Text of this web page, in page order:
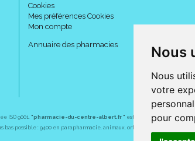
Nous
Nous
votre
pour
Cookies
Mes préférences Cookies
Mon compte
Annuaire des pharmacies
ISO 9001. "pharmacie-du-centre-albert.fr " est le site internet de l a
possible : 9400 en parapharmacie, animaux, orthopédie, matériel